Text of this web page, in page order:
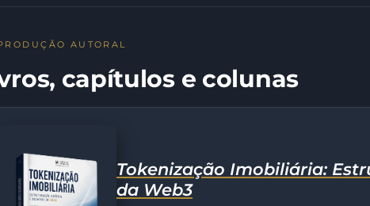
AUTORAL
capítulos e colunas
Tokenização Imobiliária:
da Web3